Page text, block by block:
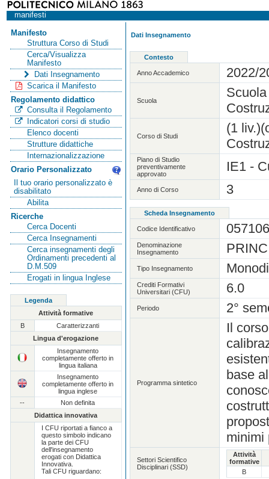
manifesti
Manifesto
Struttura Corso di Studi
Cerca/Visualizza
Manifesto
Dati Insegnamento
Scarica il Manifesto
Regolamento didattico
Consulta il Regolamento
Indicatori corsi di studio
Elenco docenti
Strutture didattiche
Internazionalizzazione
Orario Personalizzato
Il tuo orario personalizzato è
disabilitato
Abilita
Ricerche
Cerca Docenti
Cerca Insegnamenti
Cerca insegnamenti degli
Ordinamenti precedenti al
D.M.509
Erogati in lingua Inglese
Legenda
Attività formative
B
Caratterizzanti
Lingua d'erogazione
Insegnamento
completamente offerto in
lingua italiana
Insegnamento
completamente offerto in
lingua inglese
--
Non definita
Didattica innovativa
I CFU riportati a fianco a
questo simbolo indicano
la parte dei CFU
dell'insegnamento
erogati con Didattica
Innovativa.
Tali CFU riguardano:
Dati Insegnamento
Contesto
Anno Accademico 2022/
Scuola
Corso di Studi
(1
Piano di Studio
preventivamente
approvato
IE1 -
Anno di Corso 3
Scheda Insegnamento
Codice Identificativo
Denominazione
Insegnamento
Tipo Insegnamento
Crediti Formativi
Universitari (CFU)
6.0
Periodo 2°
Programma sintetico
Il
base
minimi
Settori Scientifico
Disciplinari (SSD)
Attività
formative
B